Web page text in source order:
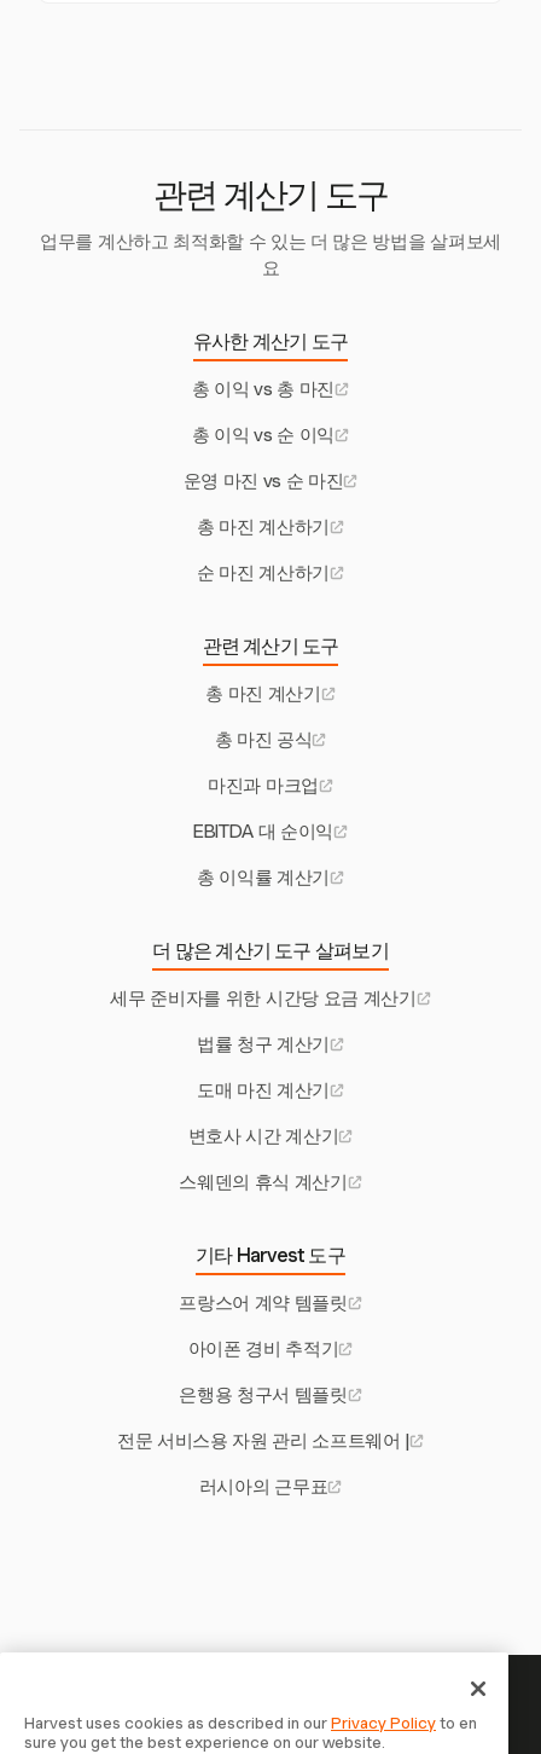
관련 계산기 도구
업무를 계산하고 최적화할 수 있는 더 많은 방법을 살펴보세
요
유사한 계산기 도구
총 이익 vs 총 마진
총 이익 vs 순 이익
운영 마진 vs 순 마진
총 마진 계산하기
순 마진 계산하기
관련 계산기 도구
총 마진 계산기
총 마진 공식
마진과 마크업
EBITDA 대 순이익
총 이익률 계산기
더 많은 계산기 도구 살펴보기
세무 준비자를 위한 시간당 요금 계산기
법률 청구 계산기
도매 마진 계산기
변호사 시간 계산기
스웨덴의 휴식 계산기
기타 Harvest 도구
프랑스어 계약 템플릿
아이폰 경비 추적기
은행용 청구서 템플릿
전문 서비스용 자원 관리 소프트웨어 |
러시아의 근무표
당신의 시간은 기록할 가치가 있
Harvest uses cookies as described in ourPrivacy Policyto en
sure you get the best experience on our website.